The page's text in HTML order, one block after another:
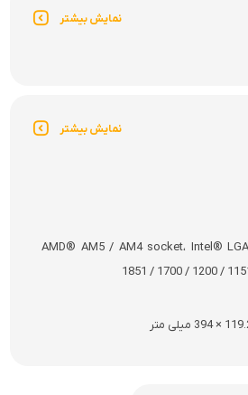
نمایش بیشتر
نمایش بیشتر
AMD® AM5 / AM4 socket، Intel® LGA
1851 / 1700 / 1200 /